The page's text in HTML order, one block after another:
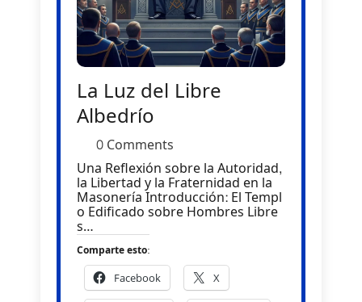
La Luz del Libre
Albedrío
0 Comments
Una Reflexión sobre la Autoridad,
la Libertad y la Fraternidad en la
Masonería Introducción: El Templ
o Edificado sobre Hombres Libre
s…
Comparte esto:
Facebook X